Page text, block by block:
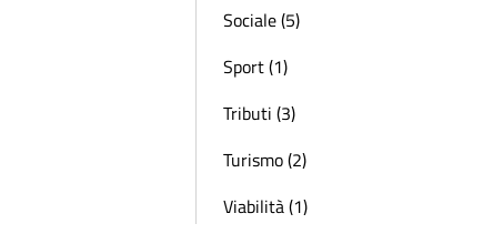
Sociale (5)
Sport (1)
Tributi (3)
Turismo (2)
Viabilità (1)